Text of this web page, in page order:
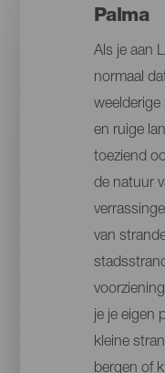
Palma
Als je aan
normaal
en ruige
toeziend
de natuur
van
je je eigen
kleine
bergen of